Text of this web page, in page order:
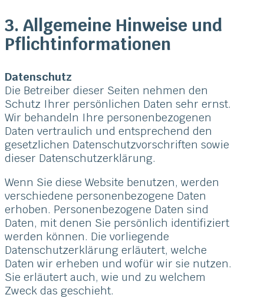
3. Allgemeine Hinweise und
Pflicht­informationen
Datenschutz
Die Betreiber dieser Seiten nehmen den
Schutz Ihrer persönlichen Daten sehr ernst.
Wir behandeln Ihre personenbezogenen
Daten vertraulich und entsprechend den
gesetzlichen Datenschutzvorschriften sowie
dieser Datenschutzerklärung.
Wenn Sie diese Website benutzen, werden
verschiedene personenbezogene Daten
erhoben. Personenbezogene Daten sind
Daten, mit denen Sie persönlich identifiziert
werden können. Die vorliegende
Datenschutzerklärung erläutert, welche
Daten wir erheben und wofür wir sie nutzen.
Sie erläutert auch, wie und zu welchem
Zweck das geschieht.